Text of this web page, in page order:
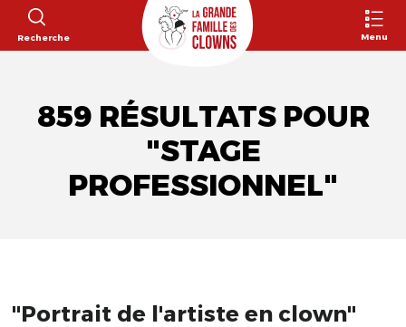
Recherche Menu
859 RÉSULTATS POUR
"STAGE
PROFESSIONNEL"
"Portrait de l'artiste en clown"